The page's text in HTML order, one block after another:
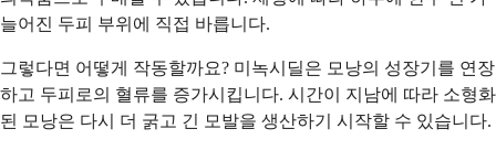
늘어진 두피 부위에 직접 바릅니다.
그렇다면 어떻게 작동할까요? 미녹시딜은 모낭의 성장기를 연장
하고 두피로의 혈류를 증가시킵니다. 시간이 지남에 따라 소형화
된 모낭은 다시 더 굵고 긴 모발을 생산하기 시작할 수 있습니다.